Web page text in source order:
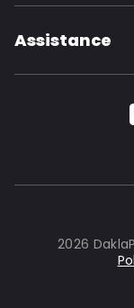
Assistance
2026